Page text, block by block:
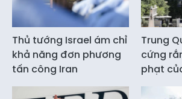
Thủ tướng Israel ám chỉ
khả năng đơn phương
tấn công Iran
Trung
cứng
phạt